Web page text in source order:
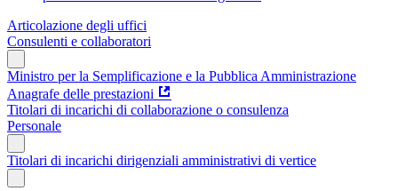
Articolazione degli uffici
Consulenti e collaboratori
Ministro per la Semplificazione e la Pubblica Amministrazione
Anagrafe delle prestazioni
Titolari di incarichi di collaborazione o consulenza
Personale
Titolari di incarichi dirigenziali amministrativi di vertice